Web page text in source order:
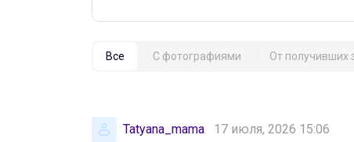
Все С фотографиями От получивших
Tatyana_mama 17 июля, 2026 15:06